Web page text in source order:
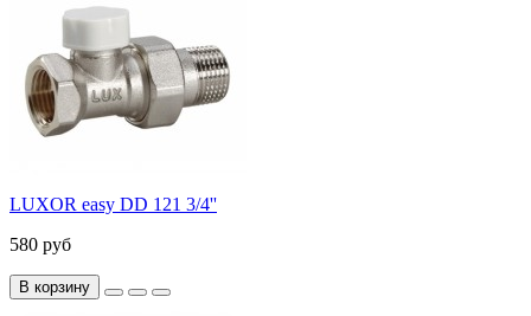
LUXOR easy DD 121 3/4''
580 руб
В корзину